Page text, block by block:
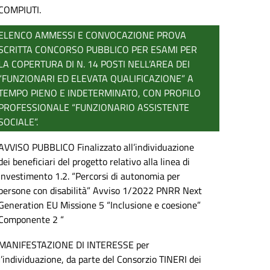
AMMESSI E CONVOCAZIONE PROVA
CONCORSO PUBBLICO PER ESAMI PER
COPERTURA DI N. 14 POSTI NELL’AREA DEI
ED ELEVATA QUALIFICAZIONE” A
PIENO E INDETERMINATO, CON PROFILO
“FUNZIONARIO ASSISTENTE
PUBBLICO Finalizzato all’individuazione
beneficiari del progetto relativo alla linea di
1.2. “Percorsi di autonomia per
con disabilità” Avviso 1/2022 PNRR Next
EU Missione 5 “Inclusione e coesione”
2 “
DI INTERESSE per
da parte del Consorzio TINERI dei